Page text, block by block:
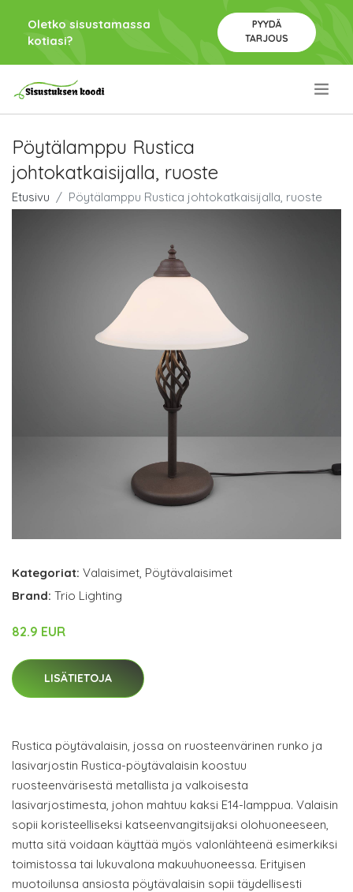
Oletko sisustamassa
kotiasi?
PYYDÄ
TARJOUS
Pöytälamppu Rustica
johtokatkaisijalla, ruoste
Etusivu Pöytälamppu Rustica johtokatkaisijalla, ruoste
Kategoriat: Valaisimet, Pöytävalaisimet
Brand: Trio Lighting
82.9 EUR
LISÄTIETOJA
Rustica pöytävalaisin, jossa on ruosteenvärinen runko ja
lasivarjostin Rustica-pöytävalaisin koostuu
ruosteenvärisestä metallista ja valkoisesta
lasivarjostimesta, johon mahtuu kaksi E14-lamppua. Valaisin
sopii koristeelliseksi katseenvangitsijaksi olohuoneeseen,
mutta sitä voidaan käyttää myös valonlähteenä esimerkiksi
toimistossa tai lukuvalona makuuhuoneessa. Erityisen
muotoilunsa ansiosta pöytävalaisin sopii täydellisesti